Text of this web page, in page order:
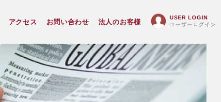
アクセス お問い合わせ 法人のお客様
USER LOGIN
ユーザーログイン